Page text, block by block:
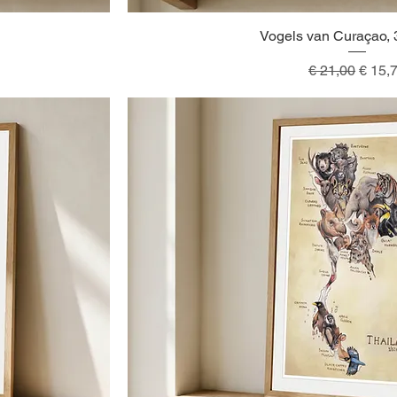
Snel overzicht
Vogels van Curaçao,
Normale prijs
€ 21,00 €